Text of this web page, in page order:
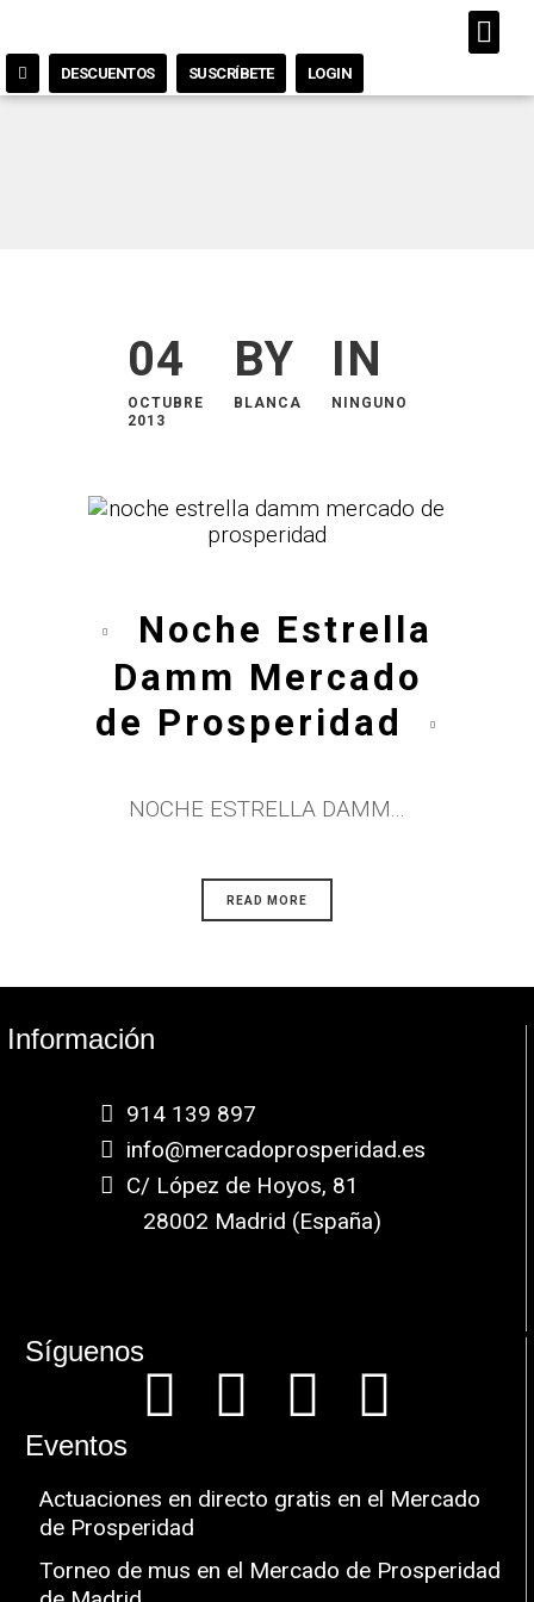
DESCUENTOS SUSCRÍBETE LOGIN
04
OCTUBRE
2013
BY
BLANCA
IN
NINGUNO
Noche Estrella
Damm Mercado
de Prosperidad
NOCHE ESTRELLA DAMM...
READ MORE
Información
914 139 897
info@mercadoprosperidad.es
C/ López de Hoyos, 81
28002 Madrid (España)
Síguenos
Eventos
Actuaciones en directo gratis en el Mercado
de Prosperidad
Torneo de mus en el Mercado de Prosperidad